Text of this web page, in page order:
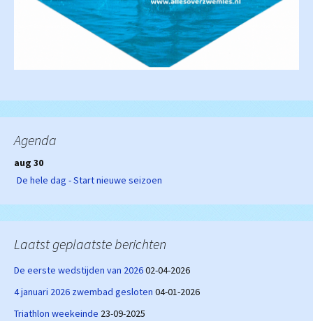
Agenda
aug 30
De hele dag - Start nieuwe seizoen
Laatst geplaatste berichten
De eerste wedstijden van 202602-04-2026
4 januari 2026 zwembad gesloten 04-01-2026
Triathlon weekeinde 23-09-2025